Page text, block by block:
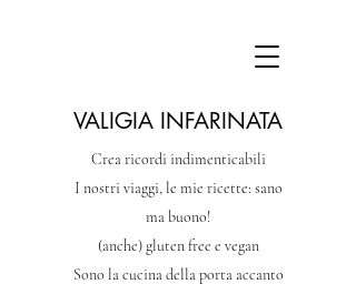
VALIGIA INFARINATA
Crea ricordi indimenticabili
I nostri viaggi, le mie ricette: sano
ma buono!
(anche) gluten free e vegan
Sono la cucina della porta accanto